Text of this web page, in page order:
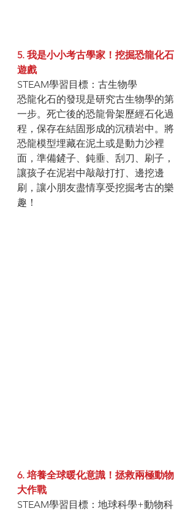
5. 我是小小考古學家！挖掘恐龍化石
遊戲
STEAM學習目標：古生物學
恐龍化石的發現是研究古生物學的第
一步。死亡後的恐龍骨架歷經石化過
程，保存在結固形成的沉積岩中。將
恐龍模型埋藏在泥土或是動力沙裡
面，準備鏟子、鈍垂、刮刀、刷子，
讓孩子在泥岩中敲敲打打、邊挖邊
刷，讓小朋友盡情享受挖掘考古的樂
趣！
6. 培養全球暖化意識！拯救兩極動物
大作戰
STEAM學習目標：地球科學+動物科